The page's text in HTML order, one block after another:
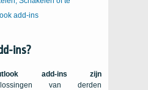
add-ins
ins?
add-ins zijn
van derden